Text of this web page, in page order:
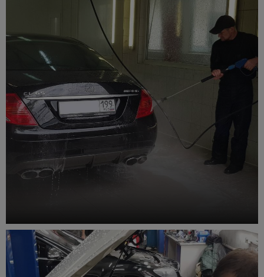
Автомойка Mercedes Benz